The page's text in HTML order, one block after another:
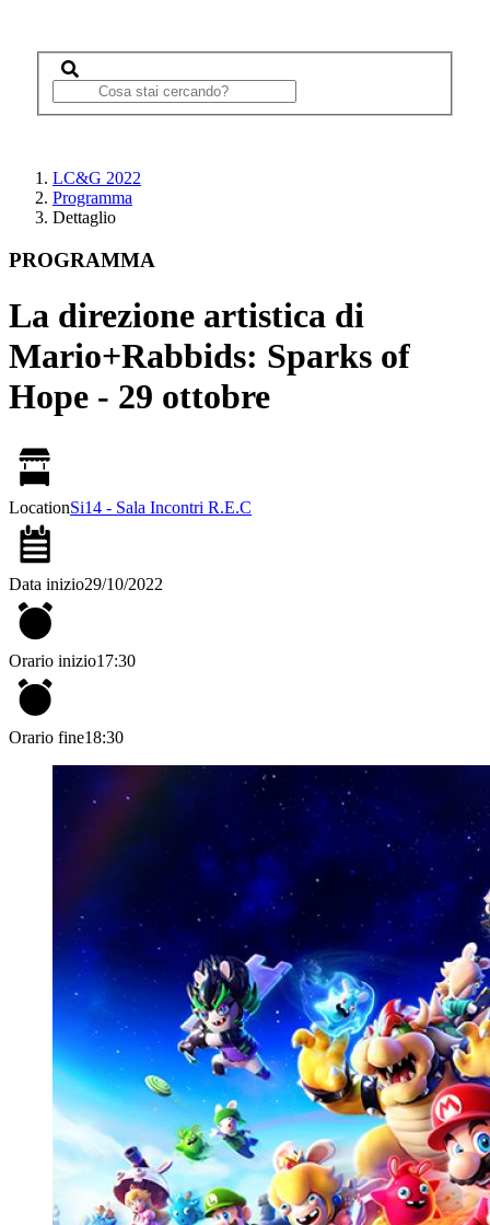
LC&G 2022
Programma
Dettaglio
PROGRAMMA
La direzione artistica di
Mario+Rabbids: Sparks of
Hope - 29 ottobre
LocationSi14 - Sala Incontri R.E.C
Data inizio29/10/2022
Orario inizio17:30
Orario fine18:30